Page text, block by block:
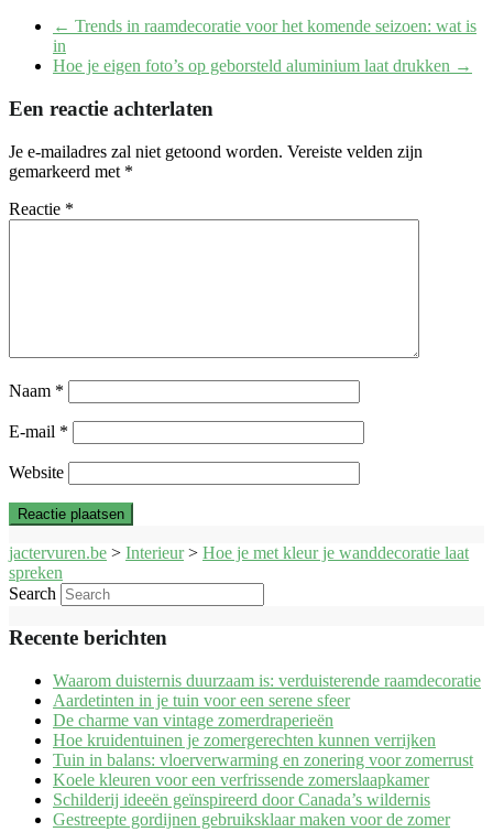
← Trends in raamdecoratie voor het komende seizoen: wat is
in
Hoe je eigen foto’s op geborsteld aluminium laat drukken →
Een reactie achterlaten
Je e-mailadres zal niet getoond worden. Vereiste velden zijn
gemarkeerd met *
Reactie *
Naam *
E-mail *
Website
jactervuren.be > Interieur> Hoe je met kleur je wanddecoratie laat
spreken
Search
Recente berichten
Waarom duisternis duurzaam is: verduisterende raamdecoratie
Aardetinten in je tuin voor een serene sfeer
De charme van vintage zomerdraperieën
Hoe kruidentuinen je zomergerechten kunnen verrijken
Tuin in balans: vloerverwarming en zonering voor zomerrust
Koele kleuren voor een verfrissende zomerslaapkamer
Schilderij ideeën geïnspireerd door Canada’s wildernis
Gestreepte gordijnen gebruiksklaar maken voor de zomer